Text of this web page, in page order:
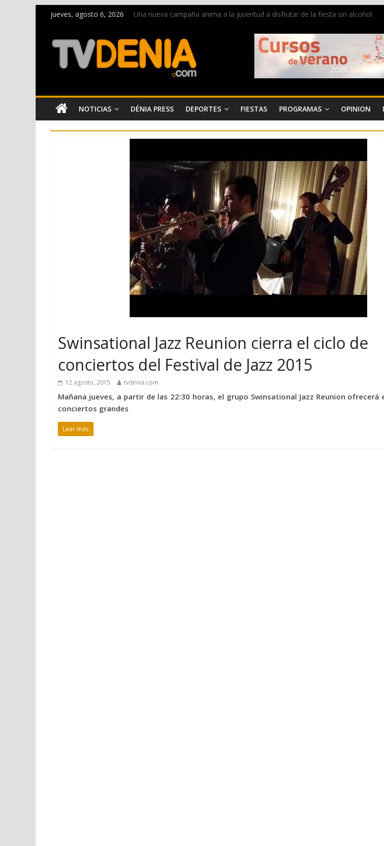
jueves, agosto 6, 2026
Una nueva campaña anima a la juventud a disfrutar de la fiesta sin alcohol
La Entraeta Festera llena de ambiente la calle Marqués de Campo con la
El XII Festival de Jazz de Dénia reunirá durante agosto a figuras nacionales e
Los Moros y Cristianos 2026 reciben las llaves de la ciudad y dan inicio a las
NOTICIAS DÉNIA PRESS DEPORTES FIESTAS PROGRAMAS OPINION
Swinsational Jazz Reunion cierra el ciclo de
conciertos del Festival de Jazz 2015
12 agosto, 2015 tvdenia.com
Mañana jueves, a partir de las 22:30 horas, el grupo Swinsational Jazz Reunion
conciertos grandes
Leer más